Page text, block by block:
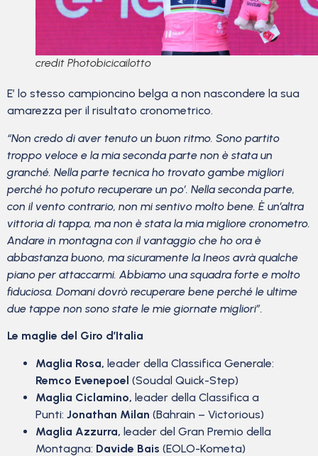
credit Photobicicailotto
E’ lo stesso campioncino belga a non nascondere la sua
amarezza per il risultato cronometrico.
“Non credo di aver tenuto un buon ritmo. Sono partito
troppo veloce e la mia seconda parte non è stata un
granché. Nella parte tecnica ho trovato gambe migliori
perché ho potuto recuperare un po’. Nella seconda parte,
con il vento contrario, non mi sentivo molto bene. È un’altra
vittoria di tappa, ma non è stata la mia migliore cronometro.
Andare in montagna con il vantaggio che ho ora è
abbastanza buono, ma sicuramente la Ineos avrà qualche
piano per attaccarmi. Abbiamo una squadra forte e molto
fiduciosa. Domani dovrò recuperare bene perché le ultime
due tappe non sono state le mie giornate migliori”.
Le maglie del Giro d’Italia
Maglia Rosa, leader della Classifica Generale:
Remco Evenepoel (Soudal Quick-Step)
Maglia Ciclamino, leader della Classifica a
Punti: Jonathan Milan (Bahrain – Victorious)
Maglia Azzurra, leader del Gran Premio della
Montagna: Davide Bais (EOLO-Kometa)